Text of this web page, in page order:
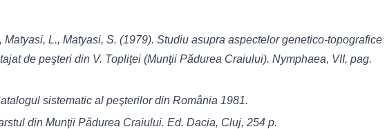
Matyasi, L., Matyasi, S. (1979). Studiu asupra aspectelor genetico-topografice
de peşteri din V. Topliţei (Munţii Pădurea Craiului). Nymphaea, VII, pag.
sistematic al peşterilor din România 1981.
din Munţii Pădurea Craiului. Ed. Dacia, Cluj, 254 p.